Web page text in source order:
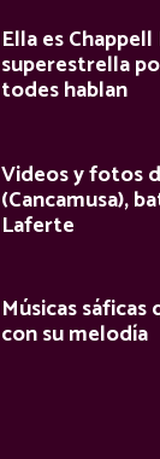
Ella es
superestrella
todes hablan
Videos y fotos
(Cancamusa),
Laferte
Músicas
con su melodía